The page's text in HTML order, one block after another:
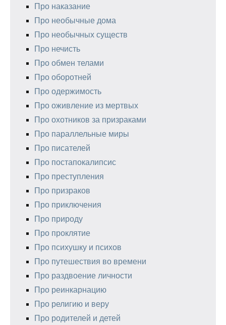
Про наказание
Про необычные дома
Про необычных существ
Про нечисть
Про обмен телами
Про оборотней
Про одержимость
Про оживление из мертвых
Про охотников за призраками
Про параллельные миры
Про писателей
Про постапокалипсис
Про преступления
Про призраков
Про приключения
Про природу
Про проклятие
Про психушку и психов
Про путешествия во времени
Про раздвоение личности
Про реинкарнацию
Про религию и веру
Про родителей и детей